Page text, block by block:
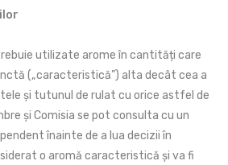
utilizate arome în cantități care
(„caracteristică”) alta decât cea a
și tutunul de rulat cu orice astfel de
și Comisia se pot consulta cu un
înainte de a lua decizii în
o aromă caracteristică și va fi